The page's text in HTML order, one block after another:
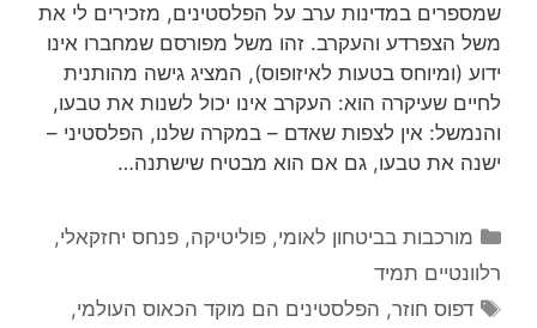
שמספרים במדינות ערב על הפלסטינים, מזכירים לי את
משל הצפרדע והעקרב. זהו משל מפורסם שמחברו אינו
ידוע (ומיוחס בטעות לאיזופוס), המציג גישה מהותנית
לחיים שעיקרה הוא: העקרב אינו יכול לשנות את טבעו,
והנמשל: אין לצפות שאדם – במקרה שלנו, הפלסטיני –
ישנה את טבעו, גם אם הוא מבטיח שישתנה…
קטגוריות
מורכבות בביטחון לאומי,פוליטיקה,פנחס יחזקאלי,
רלוונטיים תמיד
תגיות
דפוס חוזר, הפלסטינים הם מוקד הכאוס העולמי,